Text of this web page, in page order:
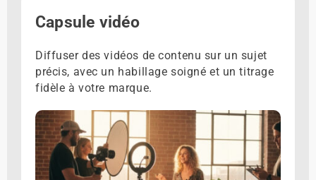
Capsule vidéo
Diffuser des vidéos de contenu sur un sujet
précis, avec un habillage soigné et un titrage
fidèle à votre marque.